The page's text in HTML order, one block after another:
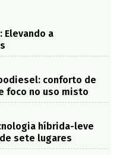
Elevando a
conforto de
foco no uso misto
híbrida-leve
sete lugares